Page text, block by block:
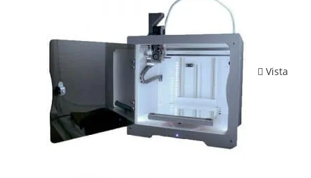
Vista